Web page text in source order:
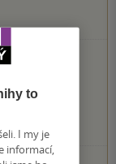
to
I my je
informací,